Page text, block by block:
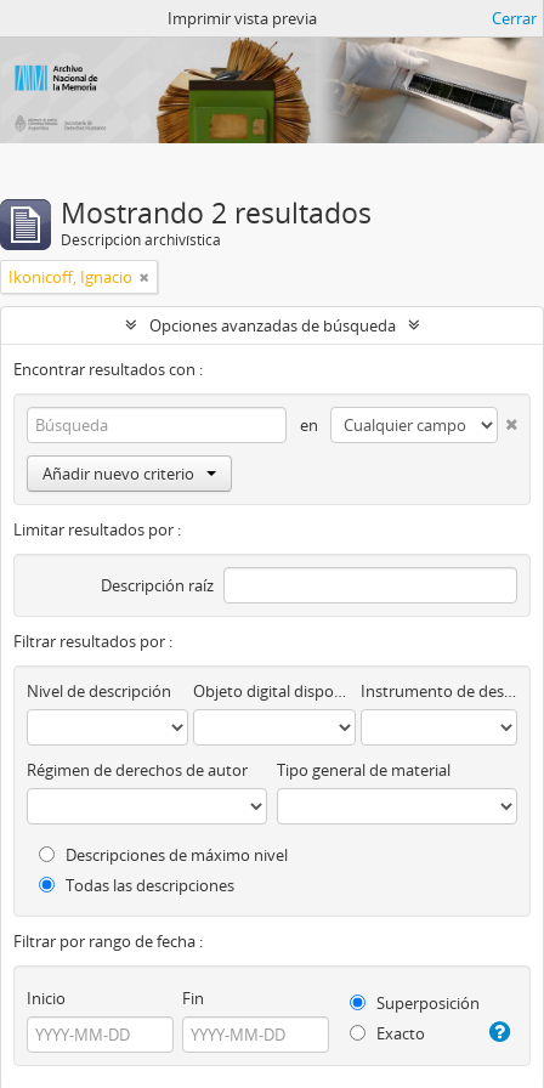
Imprimir vista previa Cerrar
Mostrando 2 resultados
Descripción archivística
Ikonicoff, Ignacio
Opciones avanzadas de búsqueda
Encontrar resultados con :
en
Añadir nuevo criterio
Limitar resultados por :
Descripción raíz
Filtrar resultados por :
Nivel de descripción Objeto digital disponibles Instrumento de descripción
Régimen de derechos de autor Tipo general de material
Descripciones de máximo nivel
Todas las descripciones
Filtrar por rango de fecha :
Inicio Fin
Superposición
Exacto